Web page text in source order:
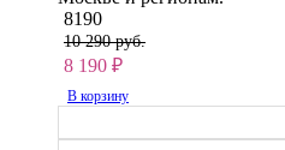
8190
10 290 руб.
8 190 ₽
В корзину